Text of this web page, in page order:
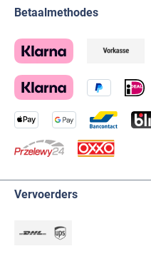
Betaalmethodes
Vervoerders